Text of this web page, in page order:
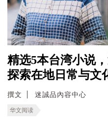
精选5本台湾小说
探索在地日常与文
撰文 迷誠品內容中心
华文阅读